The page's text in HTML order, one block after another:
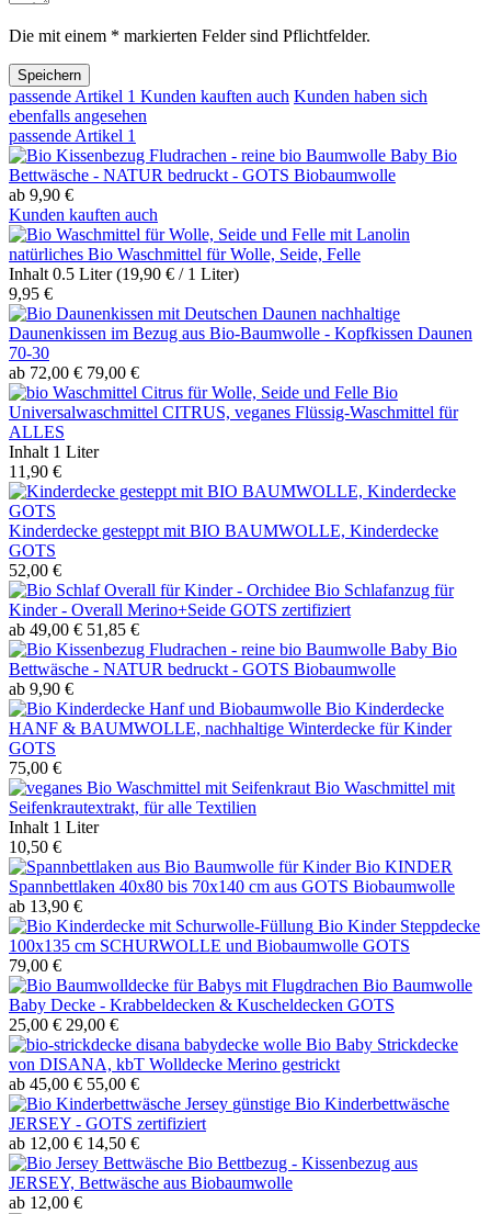
Die mit einem * markierten Felder sind Pflichtfelder.
Speichern
passende Artikel 1 Kunden kauften auch Kunden haben sich
ebenfalls angesehen
passende Artikel 1
Baby Bio
Bettwäsche - NATUR bedruckt - GOTS Biobaumwolle
ab 9,90 €
Kunden kauften auch
natürliches Bio Waschmittel für Wolle, Seide, Felle
Inhalt 0.5 Liter(19,90 € / 1 Liter)
9,95 €
nachhaltige
Daunenkissen im Bezug aus Bio-Baumwolle - Kopfkissen Daunen
70-30
ab 72,00 € 79,00 €
Bio
Universalwaschmittel CITRUS, veganes Flüssig-Waschmittel für
ALLES
Inhalt 1 Liter
11,90 €
Kinderdecke gesteppt mit BIO BAUMWOLLE, Kinderdecke
GOTS
52,00 €
Bio Schlafanzug für
Kinder - Overall Merino+Seide GOTS zertifiziert
ab 49,00 € 51,85 €
Baby Bio
Bettwäsche - NATUR bedruckt - GOTS Biobaumwolle
ab 9,90 €
Bio Kinderdecke
HANF & BAUMWOLLE, nachhaltige Winterdecke für Kinder
GOTS
75,00 €
Bio Waschmittel mit
Seifenkrautextrakt, für alle Textilien
Inhalt 1 Liter
10,50 €
Bio KINDER
Spannbettlaken 40x80 bis 70x140 cm aus GOTS Biobaumwolle
ab 13,90 €
Bio Kinder Steppdecke
100x135 cm SCHURWOLLE und Biobaumwolle GOTS
79,00 €
Bio Baumwolle
Baby Decke - Krabbeldecken & Kuscheldecken GOTS
25,00 € 29,00 €
Bio Baby Strickdecke
von DISANA, kbT Wolldecke Merino gestrickt
ab 45,00 € 55,00 €
günstige Bio Kinderbettwäsche
JERSEY - GOTS zertifiziert
ab 12,00 € 14,50 €
Bio Bettbezug - Kissenbezug aus
JERSEY, Bettwäsche aus Biobaumwolle
ab 12,00 €